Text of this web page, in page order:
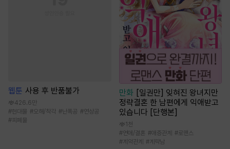
웹툰 사용 후 반품불가
426.6만
#현대물 #오해/착각 #난폭공 #연상공
#피폐물
만화 [일권만] 잊혀진 왕녀지만
정략결혼 한 남편에게 익애받고
있습니다 [단행본]
1천
#연애/결혼 #애증관계 #로맨스
#계약관계 #계략남